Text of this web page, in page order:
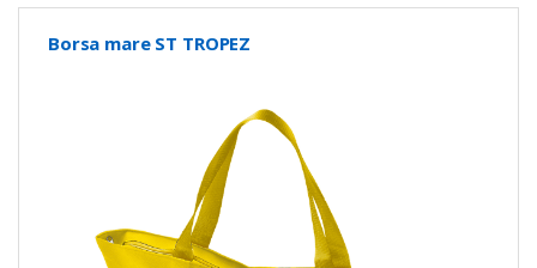
Borsa mare ST TROPEZ